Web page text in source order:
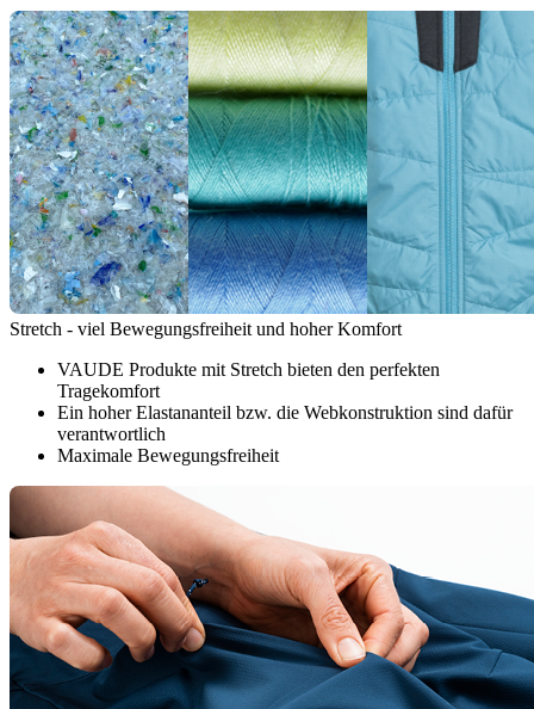
Stretch - viel Bewegungsfreiheit und hoher Komfort
VAUDE Produkte mit Stretch bieten den perfekten
Tragekomfort
Ein hoher Elastananteil bzw. die Webkonstruktion sind dafür
verantwortlich
Maximale Bewegungsfreiheit